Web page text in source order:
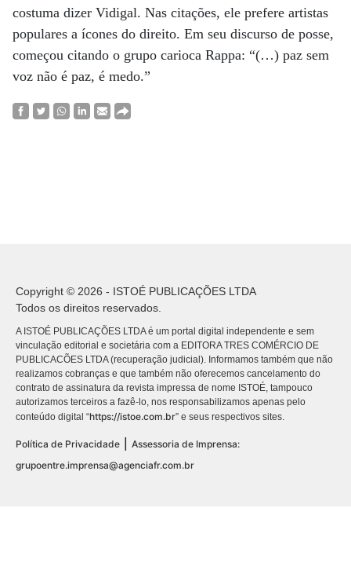
costuma dizer Vidigal. Nas citações, ele prefere artistas
populares a ícones do direito. Em seu discurso de posse,
começou citando o grupo carioca Rappa: “(…) paz sem
voz não é paz, é medo.”
Copyright © 2026 - ISTOÉ PUBLICAÇÕES LTDA
Todos os direitos reservados.
A ISTOÉ PUBLICAÇÕES LTDA é um portal digital independente e sem
vinculação editorial e societária com a EDITORA TRES COMÉRCIO DE
PUBLICACÕES LTDA (recuperação judicial). Informamos também que não
realizamos cobranças e que também não oferecemos cancelamento do
contrato de assinatura da revista impressa de nome ISTOÉ, tampouco
autorizamos terceiros a fazê-lo, nos responsabilizamos apenas pelo
conteúdo digital “https://istoe.com.br” e seus respectivos sites.
Política de Privacidade
Assessoria de Imprensa:
grupoentre.imprensa@agenciafr.com.br